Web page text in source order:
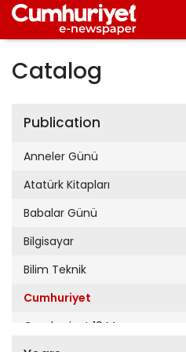
Catalog
Publication
Anneler Günü
Atatürk Kitapları
Babalar Günü
Bilgisayar
Bilim Teknik
Cumhuriyet
Cumhuriyet 19 Mayıs